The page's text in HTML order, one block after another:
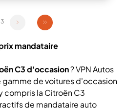
3
mandataire
C3 d'occasion? VPN Autos
gamme de voitures d'occasion
compris la Citroën C3
de mandataire auto